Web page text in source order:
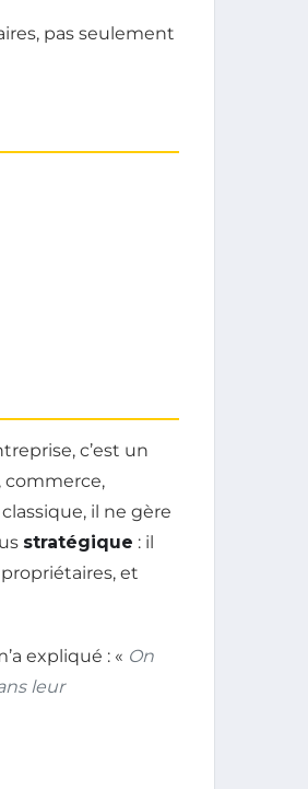
pas seulement
c’est un
commerce,
il ne gère
stratégique : il
et
expliqué : « On
leur